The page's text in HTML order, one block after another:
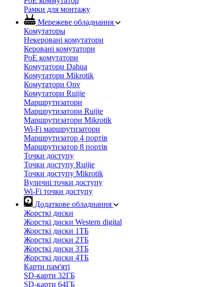
Рамки для монтажу
Мережеве обладнання
Комутаторы
Некеровані комутатори
Керовані комутатори
PoE комутатори
Комутатори Dahua
Комутатори Mikrotik
Комутатори Onv
Комутатори Ruijie
Маршрутизатори
Маршрутизатори Ruijie
Маршрутизатори Mikrotik
Wi-Fi маршрутизатори
Маршрутизатор 4 портів
Маршрутизатор 8 портів
Точки доступу
Точки доступу Ruijie
Точки доступу Mikrotik
Вуличні точки доступу
Wi-Fi точки доступу
Додаткове обладнання
Жорсткі диски
Жорсткі диски Western digital
Жорсткі диски 1ТБ
Жорсткі диски 2ТБ
Жорсткі диски 3ТБ
Жорсткі диски 4ТБ
Карти пам'яті
SD-карти 32ГБ
SD-карти 64ГБ